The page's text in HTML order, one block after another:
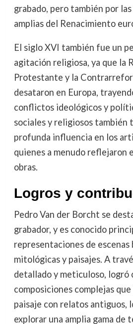
grabado, pero también por
amplias del Renacimiento
El siglo XVI también fue un
agitación religiosa, ya que la
Protestante y la
desataron en Europa,
conflictos ideológicos y
sociales y religiosos también
profunda influencia en los
quienes a menudo reflejaron
obras.
Logros y
Pedro Van der Borcht se
grabador, y es conocido
representaciones de escenas
mitológicas y paisajes. A
detallado y meticuloso, logró
composiciones complejas
paisaje con relatos antiguos,
explorar una amplia gama de